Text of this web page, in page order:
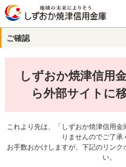
法人・事業主のお客さま
当金庫について
ご確認
しずおか焼津信用
ら外部サイトに
これより先は、「しずおか焼津信用
りませんのでご了承
お手数おかけしますが、下記のリンク
い。